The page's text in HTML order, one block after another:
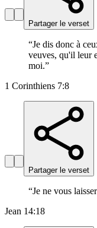
Partager le verset
“Je dis donc à
veuves, qu'il leur
moi.”
1 Corinthiens 7:8
Partager le verset
“Je ne vous
Jean 14:18